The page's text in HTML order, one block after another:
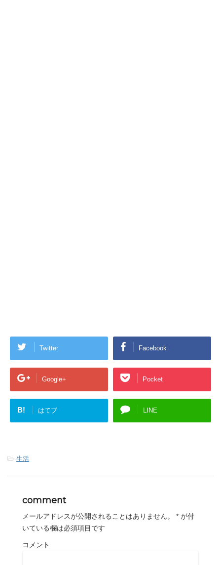
Twitter Facebook
Google+ Pocket
B! はてブ LINE
-生活
comment
メールアドレスが公開されることはありません。 * が付
いている欄は必須項目です
コメント